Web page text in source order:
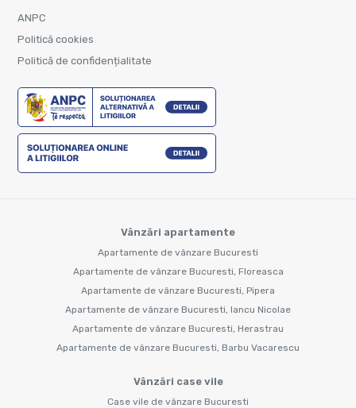
ANPC
Politică cookies
Politică de confidențialitate
Vânzări apartamente
Apartamente de vânzare Bucuresti
Apartamente de vânzare Bucuresti, Floreasca
Apartamente de vânzare Bucuresti, Pipera
Apartamente de vânzare Bucuresti, Iancu Nicolae
Apartamente de vânzare Bucuresti, Herastrau
Apartamente de vânzare Bucuresti, Barbu Vacarescu
Vânzări case vile
Case vile de vânzare Bucuresti